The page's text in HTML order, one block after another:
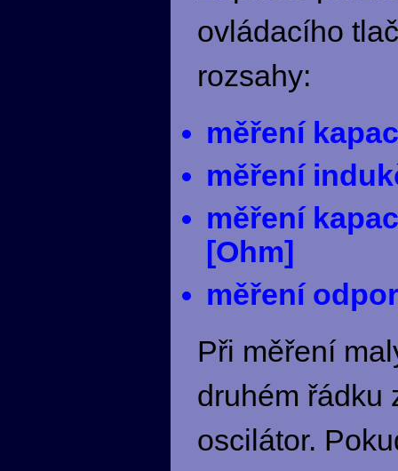
ovládacího
rozsahy:
měření
měření
měření
[Ohm]
měření
Při měření
druhém řádku
oscilátor.